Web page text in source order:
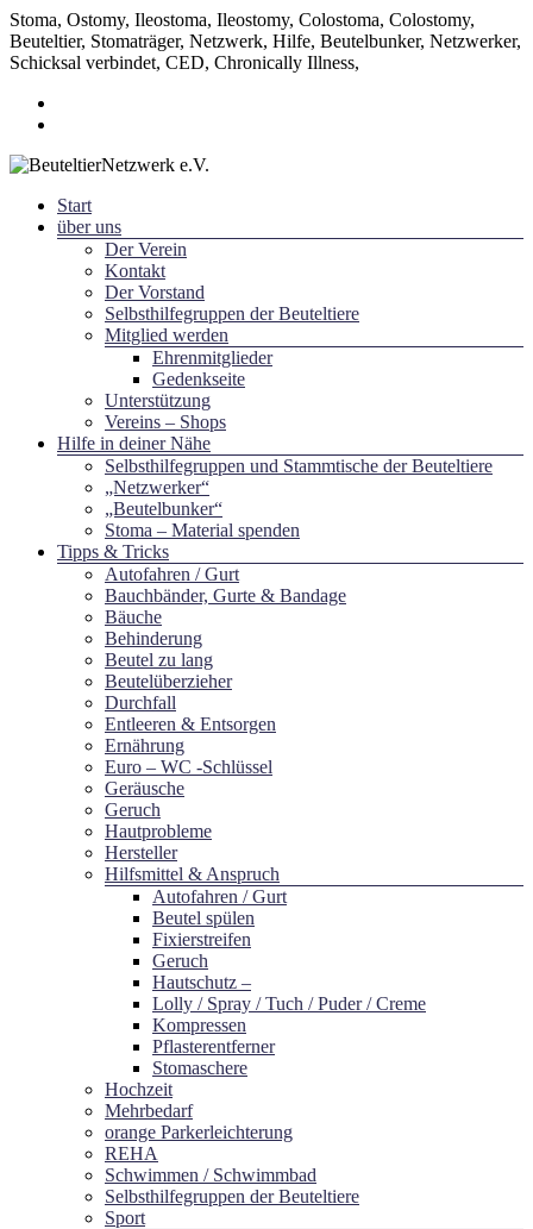
Stoma, Ostomy, Ileostoma, Ileostomy, Colostoma, Colostomy,
Beuteltier, Stomaträger, Netzwerk, Hilfe, Beutelbunker, Netzwerker,
Schicksal verbindet, CED, Chronically Illness,
Zum
Inhalt
BeuteltierNetzwerk e.V.
~ Schicksal verbindet ~
Menü
Start
über uns
Der Verein
Kontakt
Der Vorstand
Selbsthilfegruppen der Beuteltiere
Mitglied werden
Ehrenmitglieder
Gedenkseite
Unterstützung
Vereins – Shops
Hilfe in deiner Nähe
Selbsthilfegruppen und Stammtische der Beuteltiere
„Netzwerker“
„Beutelbunker“
Stoma – Material spenden
Tipps & Tricks
Autofahren / Gurt
Bauchbänder, Gurte & Bandage
Bäuche
Behinderung
Beutel zu lang
Beutelüberzieher
Durchfall
Entleeren & Entsorgen
Ernährung
Euro – WC -Schlüssel
Geräusche
Geruch
Hautprobleme
Hersteller
Hilfsmittel & Anspruch
Autofahren / Gurt
Beutel spülen
Fixierstreifen
Geruch
Hautschutz –
Lolly / Spray / Tuch / Puder / Creme
Kompressen
Pflasterentferner
Stomaschere
Hochzeit
Mehrbedarf
orange Parkerleichterung
REHA
Schwimmen / Schwimmbad
Selbsthilfegruppen der Beuteltiere
Sport